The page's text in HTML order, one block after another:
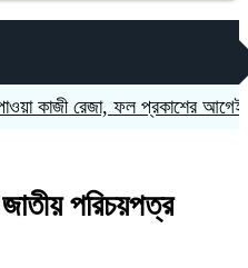
রেজা, ফল প্রকাশের আগেই নিভে
পরিচয়পত্র